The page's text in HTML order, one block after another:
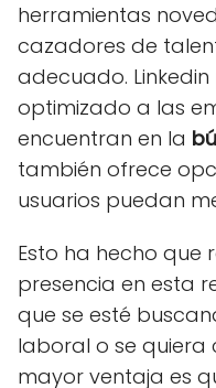
herramientas
cazadores de
adecuado.
optimizado a las
encuentran en la
también ofrece
usuarios puedan
Esto ha hecho que
presencia en esta
que se esté
laboral o se quiera
mayor ventaja es